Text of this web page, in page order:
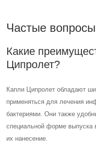
Частые вопросы
Какие
Ципролет?
Капли Ципролет обладают
применяться для лечения
бактериями. Они также
специальной форме выпуска
их нанесение.